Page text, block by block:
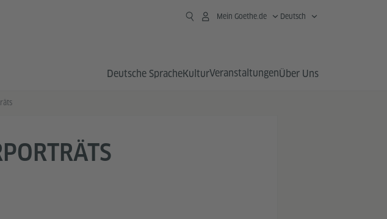
Mein Goethe.de Deutsch
Deutsche SpracheKulturVeranstaltungenÜber Uns